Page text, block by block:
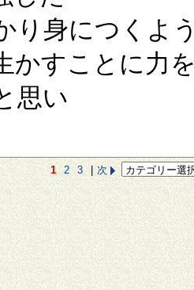
り身につくよ
かすことに力
思い
1 2 3 次